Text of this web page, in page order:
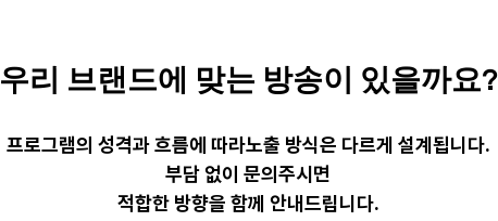
우리 브랜드에 맞는 방송이 있을까요?
프로그램의 성격과 흐름에 따라노출 방식은 다르게 설계됩니다.
부담 없이 문의주시면
적합한 방향을 함께 안내드립니다.